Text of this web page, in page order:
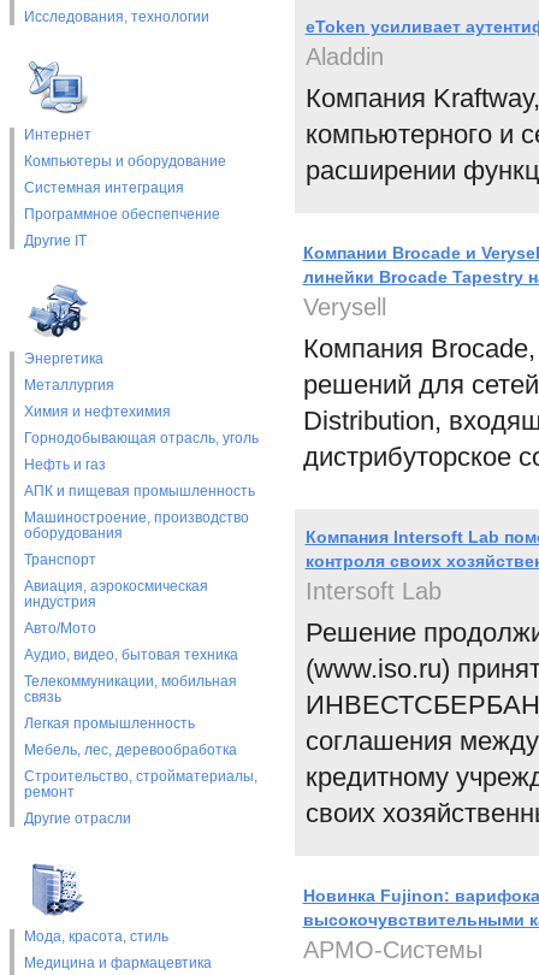
Исследования, технологии
Интернет
Компьютеры и оборудование
Системная интеграция
Программное обеспепчение
Другие IT
Энергетика
Металлургия
Химия и нефтехимия
Горнодобывающая отрасль, уголь
Нефть и газ
АПК и пищевая промышленность
Машиностроение, производство
оборудования
Транспорт
Авиация, аэрокосмическая
индустрия
Авто/Мото
Аудио, видео, бытовая техника
Телекоммуникации, мобильная
связь
Легкая промышленность
Мебель, лес, деревообработка
Строительство, стройматериалы,
ремонт
Другие отрасли
Мода, красота, стиль
Медицина и фармацевтика
eToken усиливает
Aladdin
Компания
компьютерного и
расширении
Компании Brocade и
линейки Brocade Tapestry
Verysell
Компания
решений для
Distribution,
дистрибуторское
Компания Intersoft Lab
контроля своих
Intersoft Lab
Решение
(www.iso.ru)
ИНВЕСТСБЕРБАНК
соглашения
кредитному
своих
Новинка Fujinon:
высокочувствительными
АРМО-Системы